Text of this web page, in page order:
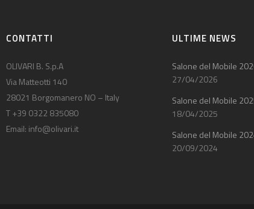
CONTATTI
OLIVARI B. S.p.A
Via Matteotti 140
28021 Borgomanero NO – Italy
T +39 0322 835080
Email: info@olivari.it
ULTIME NEWS
Salone del Mobile
27/04/2026
Salone del Mobile
18/04/2025
Salone del Mobile
20/09/2024